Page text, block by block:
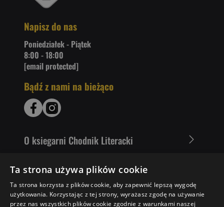
Napisz do nas
Poniedziałek - Piątek
8:00 - 18:00
[email protected]
Bądź z nami na bieżąco
O ksiegarni Chodnik Literacki
Zakupy u nas
Nasza oferta
Ta strona używa plików cookie
Ta strona korzysta z plików cookie, aby zapewnić lepszą wygodę
użytkowania. Korzystając z tej strony, wyrażasz zgodę na używanie
przez nas wszystkich plików cookie zgodnie z warunkami naszej